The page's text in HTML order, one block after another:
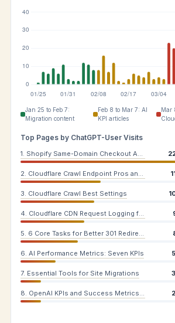
Jan 25 to Feb 7:
Migration content
Feb 8 to Mar 7: AI
KPI articles
Mar
Top Pages by ChatGPT-User Visits
1. Shopify Same-Domain Checkout Analytics
2. Cloudflare Crawl Endpoint Pros and Cons
3. Cloudflare Crawl Best Settings
4. Cloudflare CDN Request Logging for Shopify
5. 6 Core Tasks for Better 301 Redirects
6. AI Performance Metrics: Seven KPIs
7. Essential Tools for Site Migrations
8. OpenAI KPIs and Success Metrics 2026